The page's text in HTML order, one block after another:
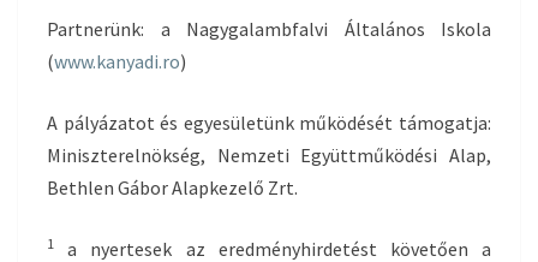
Partnerünk: a Nagygalambfalvi Általános Iskola
(www.kanyadi.ro)
A pályázatot és egyesületünk működését támogatja:
Miniszterelnökség, Nemzeti Együttműködési Alap,
Bethlen Gábor Alapkezelő Zrt.
1
a nyertesek az eredményhirdetést követően a